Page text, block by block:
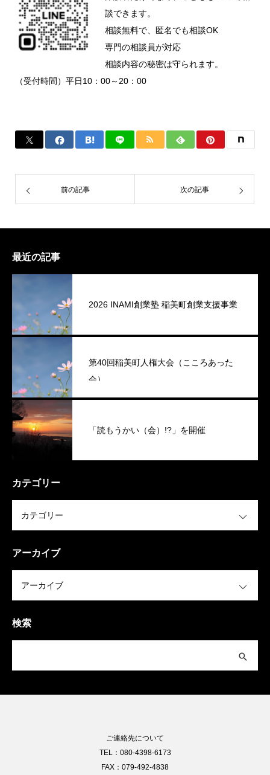
談できます。
相談無料で、匿名でも相談OK
専門の相談員が対応
相談内容の秘密は守られます。
（受付時間）平日10：00～20：00
前の記事 次の記事
最近の記事
2026 INAMI創業塾 稲美町創業支援事業
第40回稲美町人権大会（こころあった
会）
「読もうかい（会）!?」を開催
カテゴリー
アーカイブ
検索
ご連絡先について
TEL：080-4398-6173
FAX：079-492-4838